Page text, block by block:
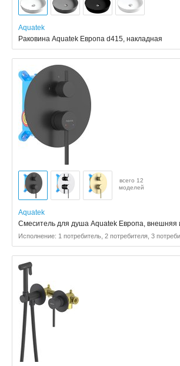
Aquatek
Раковина Aquatek Европа d415, накладная
всего 12
моделей
Aquatek
Смеситель для душа Aquatek Европа, внешняя
Исполнение: 1 потребитель, 2 потребителя, 3